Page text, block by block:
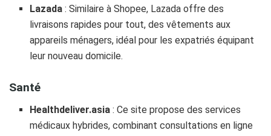
Lazada : Similaire à Shopee, Lazada offre des
livraisons rapides pour tout, des vêtements aux
appareils ménagers, idéal pour les expatriés équipant
leur nouveau domicile.
Santé
Healthdeliver.asia : Ce site propose des services
médicaux hybrides, combinant consultations en ligne